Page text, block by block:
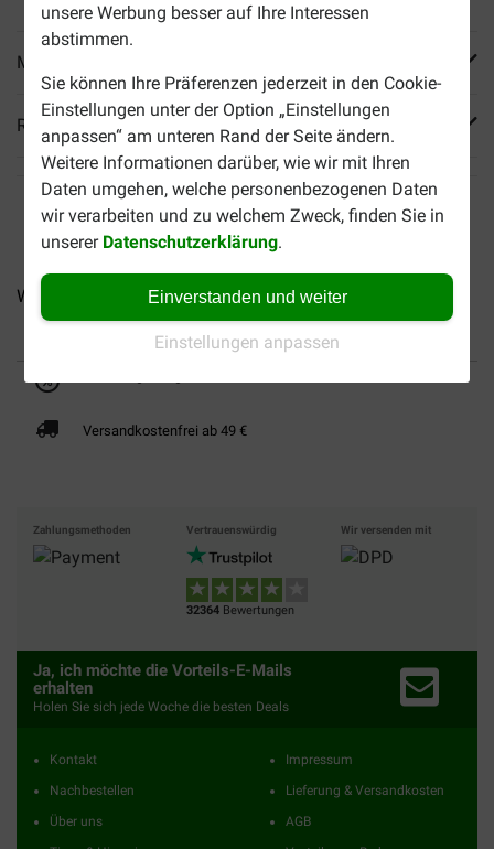
unsere Werbung besser auf Ihre Interessen
abstimmen.
Sie können Ihre Präferenzen jederzeit in den Cookie-
Einstellungen unter der Option „Einstellungen
anpassen“ am unteren Rand der Seite ändern.
Weitere Informationen darüber, wie wir mit Ihren
Daten umgehen, welche personenbezogenen Daten
wir verarbeiten und zu welchem Zweck, finden Sie in
unserer Datenschutzerklärung.
Einverstanden und weiter
Einstellungen anpassen
Mehr Produktinfos
Reviews
Whiskas Dental Treats mit... Whiskas Temptations mit...
Versandkostenfrei ab 49 €
Zahlungsmethoden Vertrauenswürdig
32364 Bewertungen
Wir versenden mit
Ja, ich möchte die Vorteils-E-Mails
erhalten
Holen Sie sich jede Woche die besten Deals
Kontakt
Nachbestellen
Über uns
Impressum
Lieferung & Versandkosten
AGB